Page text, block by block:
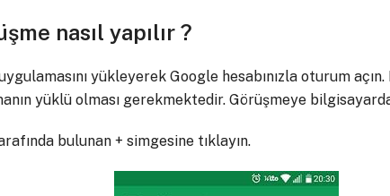
nasıl yapılır ?
yükleyerek Google hesabınızla oturum
yüklü olması gerekmektedir. Görüşmeye
bulunan + simgesine tıklayın.